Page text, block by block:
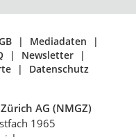
Mediadaten
Newsletter
Datenschutz
AG (NMGZ)
1965